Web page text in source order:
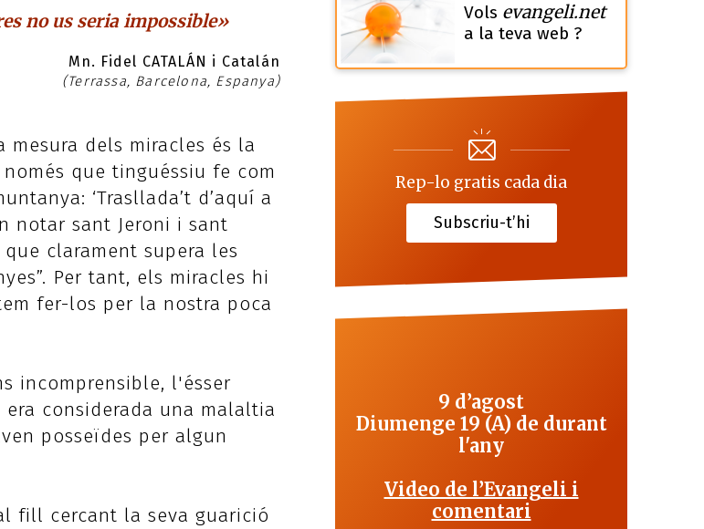
no us seria impossible»
Mn. Fidel CATALÁN i Catalán
(Terrassa, Barcelona, Espanya)
mesura dels miracles és la
que tinguéssiu fe com
‘Trasllada’t d’aquí a
notar sant Jeroni i sant
clarament supera les
Per tant, els miracles hi
fer-los per la nostra poca
incomprensible, l'ésser
considerada una malaltia
posseïdes per algun
fill cercant la seva guarició
Vols evangeli.net
a la teva web ?
Rep-lo gratis cada dia
Subscriu-t’hi
9 d’agost
Diumenge 19 (A) de durant
l'any
Video de l’Evangeli i
comentari